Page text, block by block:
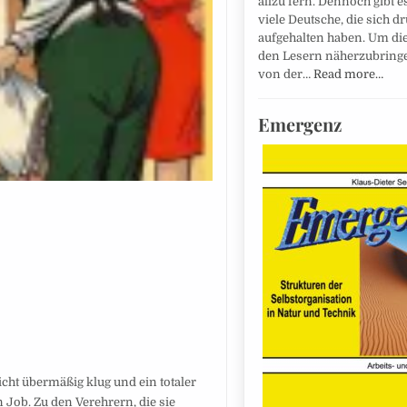
übermäßig klug und ein totaler
Job. Zu den Verehrern, die sie
viele Deutsche, die sich
aufgehalten haben. Um
den Lesern
von der… Read more…
Emergenz